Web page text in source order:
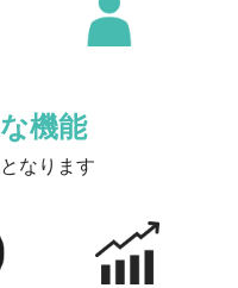
機能
なります